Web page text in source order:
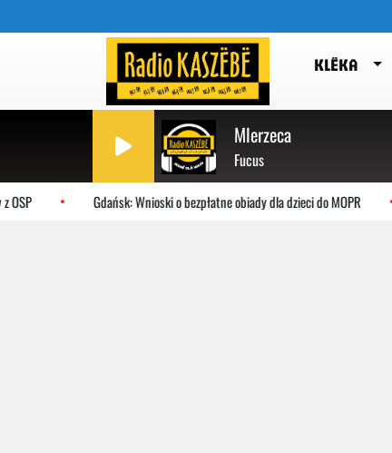
KLËKA
Mlerzeca
Fucus
Gdańsk: Wnioski o bezpłatne obiady dla dzieci do MOPR